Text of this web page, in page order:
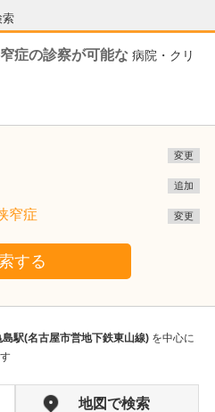
索
症の診察が可能な 病院・クリ
変更
追加
窄症 変更
する
島駅(名古屋市営地下鉄東山線) を中心に
地図で検索